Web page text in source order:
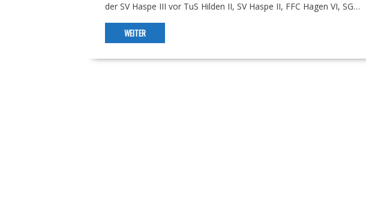
der SV Haspe III vor TuS Hilden II, SV Haspe II, FFC Hagen VI, SG…
WEITER